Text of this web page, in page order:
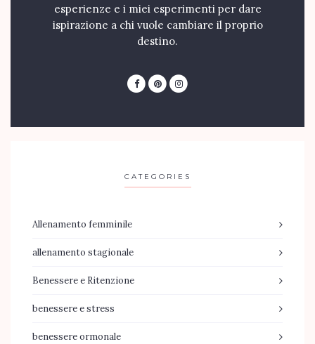
esperienze e i miei esperimenti per dare
ispirazione a chi vuole cambiare il proprio
destino.
CATEGORIES
Allenamento femminile
allenamento stagionale
Benessere e Ritenzione
benessere e stress
benessere ormonale